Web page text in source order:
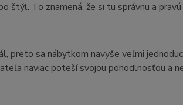
štýl. To znamená, že si tu správnu a
preto sa nábytkom navyše veľmi
naviac poteší svojou pohodlnosťou a